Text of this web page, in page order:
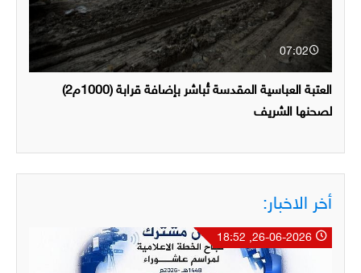
07:02
العتبة العباسية المقدسة تُباشر بإضافة قرابة (1000م2)
لصحنها الشريف
أخر الاخبار: